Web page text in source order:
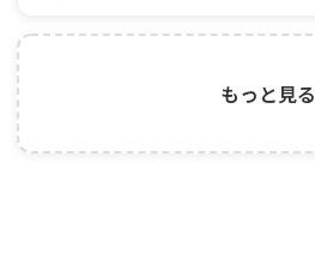
もっと見る